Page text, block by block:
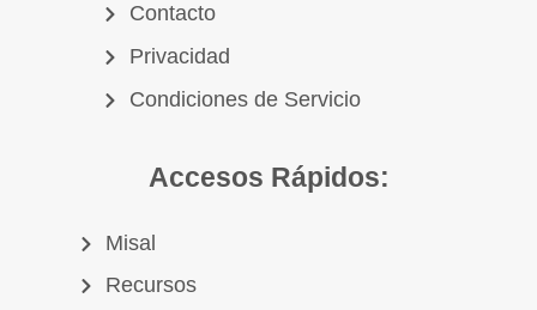
Contacto
Privacidad
Condiciones de Servicio
Accesos Rápidos:
Misal
Recursos